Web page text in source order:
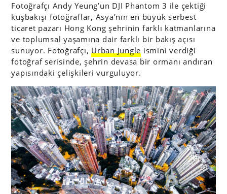
Fotoğrafçı Andy Yeung’un DJI Phantom 3 ile çektiği
kuşbakışı fotoğraflar, Asya’nın en büyük serbest
ticaret pazarı Hong Kong şehrinin farklı katmanlarına
ve toplumsal yaşamına dair farklı bir bakış açısı
sunuyor. Fotoğrafçı, Urban Jungle ismini verdiği
fotoğraf serisinde, şehrin devasa bir ormanı andıran
yapısındaki çelişkileri vurguluyor.